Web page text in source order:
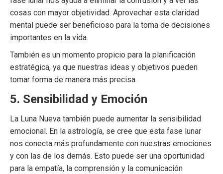
cosas con mayor objetividad. Aprovechar esta claridad
mental puede ser beneficioso para la toma de decisiones
importantes en la vida.
También es un momento propicio para la planificación
estratégica, ya que nuestras ideas y objetivos pueden
tomar forma de manera más precisa.
5. Sensibilidad y Emoción
La Luna Nueva también puede aumentar la sensibilidad
emocional. En la astrología, se cree que esta fase lunar
nos conecta más profundamente con nuestras emociones
y con las de los demás. Esto puede ser una oportunidad
para la empatía, la comprensión y la comunicación